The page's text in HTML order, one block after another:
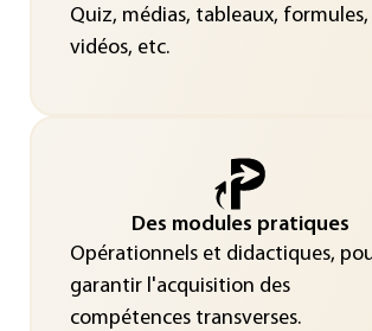
Quiz, médias, tableaux, formules,
vidéos, etc.
Des modules pratiques
Opérationnels et didactiques,
garantir l'acquisition des
compétences transverses.